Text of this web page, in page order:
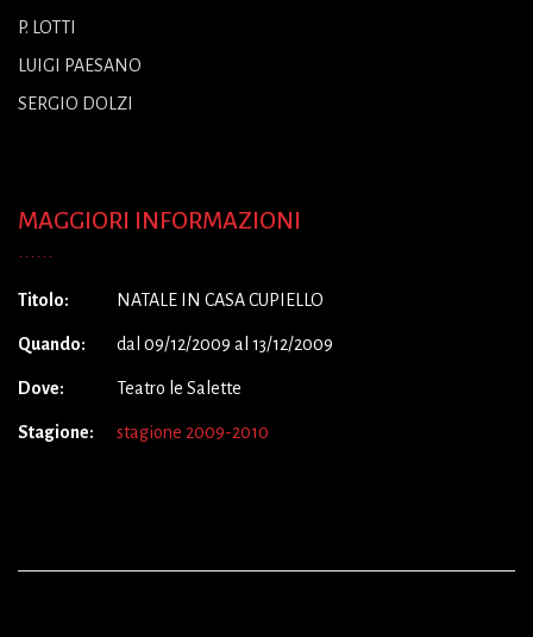
P. LOTTI
LUIGI PAESANO
SERGIO DOLZI
MAGGIORI INFORMAZIONI
Titolo: NATALE IN CASA CUPIELLO
Quando: dal 09/12/2009 al 13/12/2009
Dove: Teatro le Salette
Stagione: stagione 2009-2010